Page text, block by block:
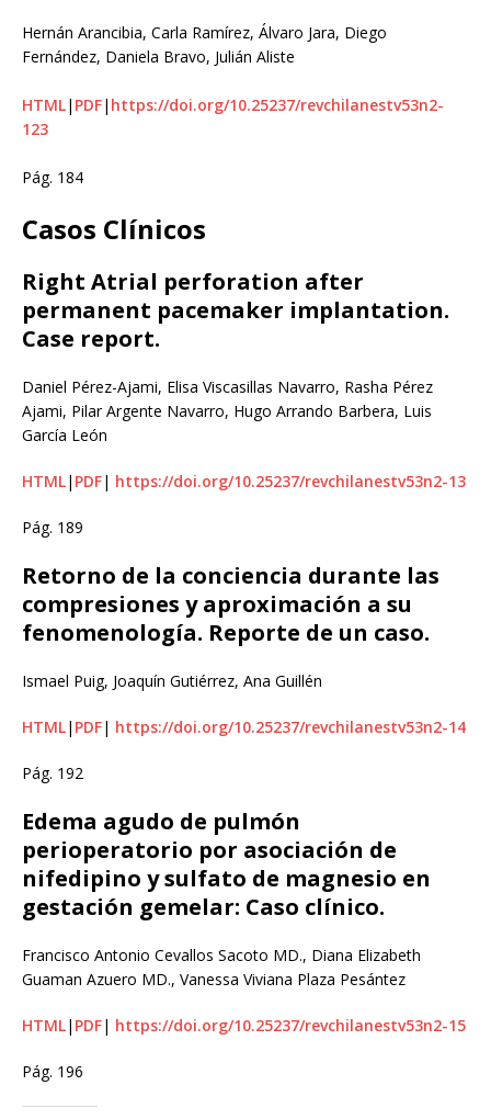
Hernán Arancibia, Carla Ramírez, Álvaro Jara, Diego
Fernández, Daniela Bravo, Julián Aliste
HTML| PDF| https://doi.org/10.25237/revchilanestv53n2-
123
Pág. 184
Casos Clínicos
Right Atrial perforation after
permanent pacemaker implantation.
Case report.
Daniel Pérez-Ajami, Elisa Viscasillas Navarro, Rasha Pérez
Ajami, Pilar Argente Navarro, Hugo Arrando Barbera, Luis
García León
HTML| PDF| https://doi.org/10.25237/revchilanestv53n2-13
Pág. 189
Retorno de la conciencia durante las
compresiones y aproximación a su
fenomenología. Reporte de un caso.
Ismael Puig, Joaquín Gutiérrez, Ana Guillén
HTML| PDF| https://doi.org/10.25237/revchilanestv53n2-14
Pág. 192
Edema agudo de pulmón
perioperatorio por asociación de
nifedipino y sulfato de magnesio en
gestación gemelar: Caso clínico.
Francisco Antonio Cevallos Sacoto MD., Diana Elizabeth
Guaman Azuero MD., Vanessa Viviana Plaza Pesántez
HTML| PDF| https://doi.org/10.25237/revchilanestv53n2-15
Pág. 196